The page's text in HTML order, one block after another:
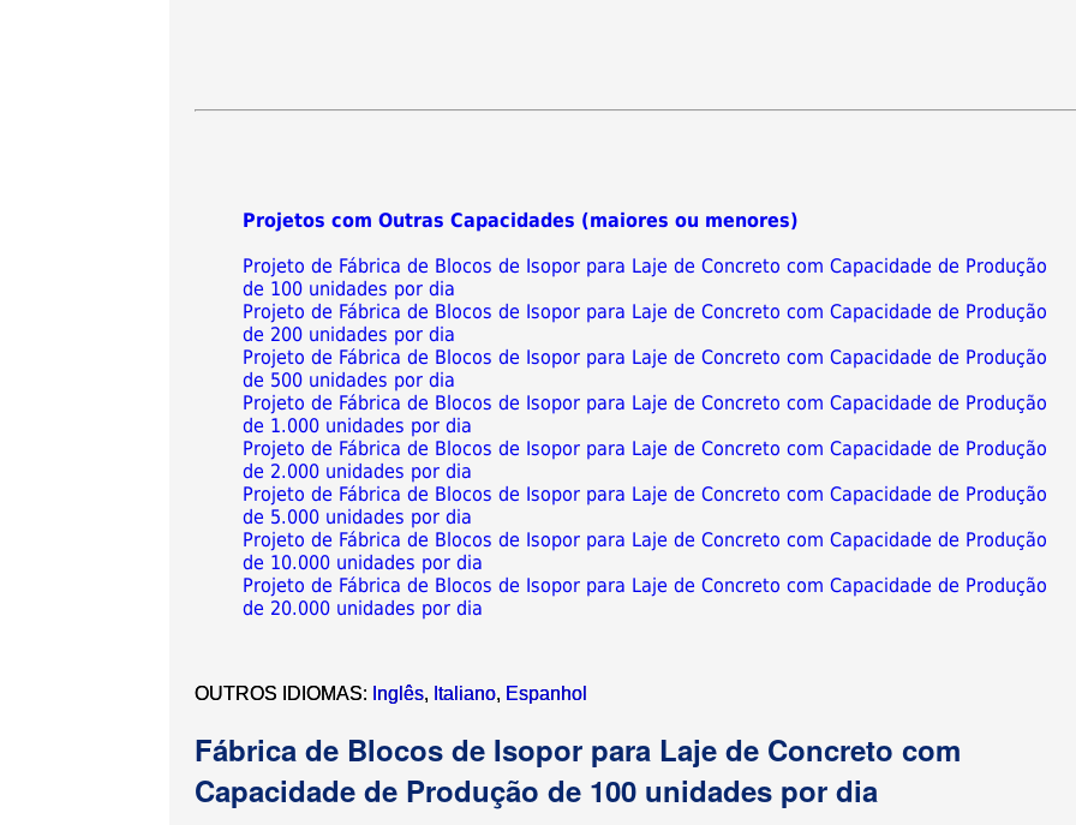
Projetos com Outras Capacidades (maiores ou menores)
Projeto de Fábrica de Blocos de Isopor para Laje de Concreto com Capacidade de Produção
de 100 unidades por dia
Projeto de Fábrica de Blocos de Isopor para Laje de Concreto com Capacidade de Produção
de 200 unidades por dia
Projeto de Fábrica de Blocos de Isopor para Laje de Concreto com Capacidade de Produção
de 500 unidades por dia
Projeto de Fábrica de Blocos de Isopor para Laje de Concreto com Capacidade de Produção
de 1.000 unidades por dia
Projeto de Fábrica de Blocos de Isopor para Laje de Concreto com Capacidade de Produção
de 2.000 unidades por dia
Projeto de Fábrica de Blocos de Isopor para Laje de Concreto com Capacidade de Produção
de 5.000 unidades por dia
Projeto de Fábrica de Blocos de Isopor para Laje de Concreto com Capacidade de Produção
de 10.000 unidades por dia
Projeto de Fábrica de Blocos de Isopor para Laje de Concreto com Capacidade de Produção
de 20.000 unidades por dia
OUTROS IDIOMAS: Inglês, Italiano, Espanhol
Fábrica de Blocos de Isopor para Laje de Concreto com
Capacidade de Produção de 100 unidades por dia